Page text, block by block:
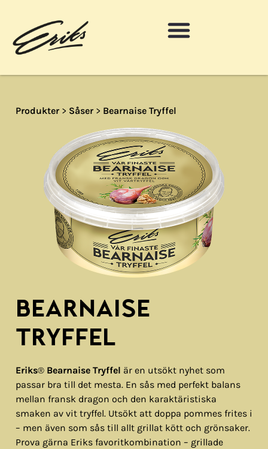
Produkter > Såser > Bearnaise Tryffel
BEARNAISE
TRYFFEL
Eriks® Bearnaise Tryffel är en utsökt nyhet som
passar bra till det mesta. En sås med perfekt balans
mellan fransk dragon och den karaktäristiska
smaken av vit tryffel. Utsökt att doppa pommes frites i
– men även som sås till allt grillat kött och grönsaker.
Prova gärna Eriks favoritkombination – grillade